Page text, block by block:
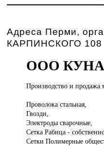
Адреса Перми,
КАРПИНСКОГО 108
ООО КУНА
Производство ипродажа
Проволока стальная,
Гвозди,
Электроды сварочные,
Сетка Рабица -
Сетки Полимерные